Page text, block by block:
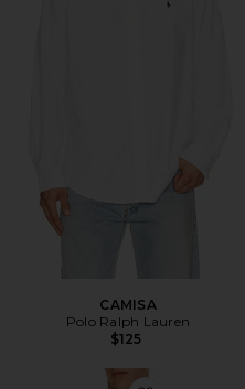
CAMISA
Polo Ralph Lauren
$125